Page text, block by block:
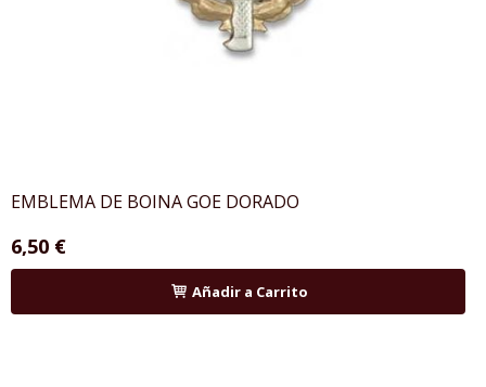
EMBLEMA DE BOINA GOE DORADO
6,50 €
Añadir a Carrito